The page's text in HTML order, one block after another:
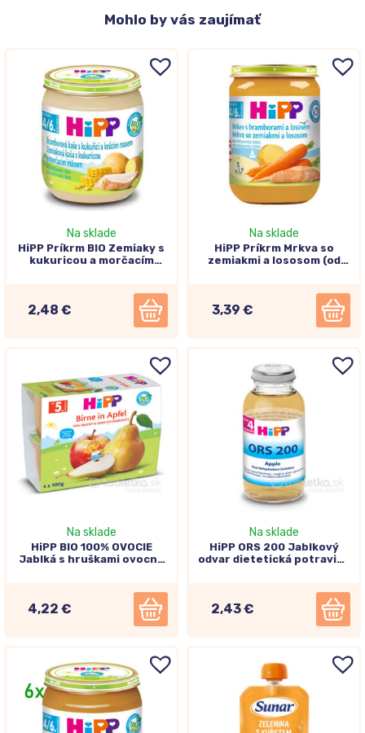
Mohlo by vás zaujímať
Na sklade
HiPP Príkrm BIO Zemiaky s
kukuricou a morčacím
2,48 €
Na sklade
HiPP Príkrm Mrkva so
zemiakmi a lososom (od
3,39 €
Na sklade
HiPP BIO 100% OVOCIE
Jablká s hruškami ovocný
4,22 €
Na sklade
HiPP ORS 200 Jablkový
odvar dietetická potravina
2,43 €